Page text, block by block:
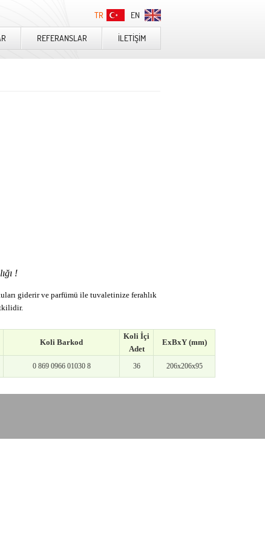
TR EN
REFERANSLAR İLETİŞİM
!
giderir ve parfümü ile tuvaletinize ferahlık
Koli Barkod
Koli İçi
Adet
ExBxY (mm)
0 869 0966 01030 8 36 206x206x95